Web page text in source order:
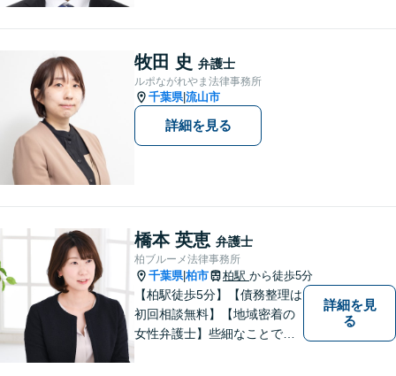
す。
牧田 史 弁護士
ルポながれやま法律事務所
千葉県|流山市
詳細を見る
橋本 英恵 弁護士
柏ブルーメ法律事務所
千葉県|柏市 柏駅 から徒歩5分
【柏駅徒歩5分】【債務整理は
初回相談無料】【地域密着の
女性弁護士】些細なことでも
詳細を見
る